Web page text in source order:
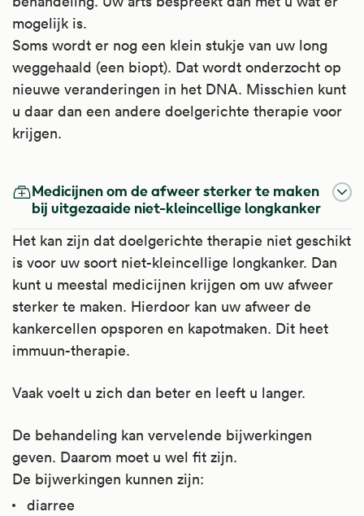
mogelijk is.
Soms wordt er nog een klein stukje van uw long
weggehaald (een biopt). Dat wordt onderzocht op
nieuwe veranderingen in het DNA. Misschien kunt
u daar dan een andere doelgerichte therapie voor
krijgen.
Medicijnen om de afweer sterker te maken
bij uitgezaaide niet-kleincellige longkanker
Het kan zijn dat doelgerichte therapie niet geschikt
is voor uw soort niet-kleincellige longkanker. Dan
kunt u meestal medicijnen krijgen om uw afweer
sterker te maken. Hierdoor kan uw afweer de
kankercellen opsporen en kapotmaken. Dit heet
immuun-therapie.
Vaak voelt u zich dan beter en leeft u langer.
De behandeling kan vervelende bijwerkingen
geven. Daarom moet u wel fit zijn.
De bijwerkingen kunnen zijn:
diarree